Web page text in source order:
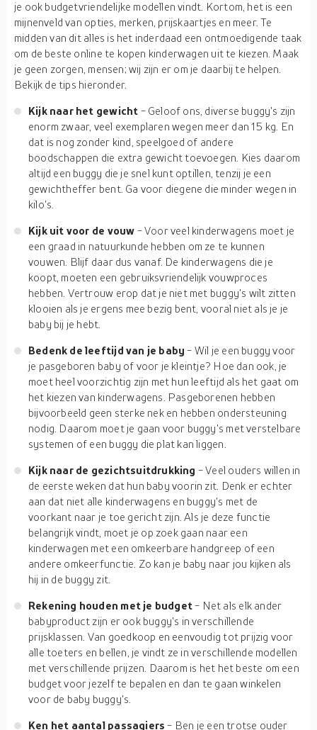
je ook budgetvriendelijke modellen vindt. Kortom, het is een
mijnenveld van opties, merken, prijskaartjes en meer. Te
midden van dit alles is het inderdaad een ontmoedigende taak
om de beste online te kopen kinderwagen uit te kiezen. Maak
je geen zorgen, mensen; wij zijn er om je daarbij te helpen.
Bekijk de tips hieronder.
Kijk naar het gewicht - Geloof ons, diverse buggy's zijn
enorm zwaar, veel exemplaren wegen meer dan 15 kg. En
dat is nog zonder kind, speelgoed of andere
boodschappen die extra gewicht toevoegen. Kies daarom
altijd een buggy die je snel kunt optillen, tenzij je een
gewichtheffer bent. Ga voor diegene die minder wegen in
kilo's.
Kijk uit voor de vouw - Voor veel kinderwagens moet je
een graad in natuurkunde hebben om ze te kunnen
vouwen. Blijf daar dus vanaf. De kinderwagens die je
koopt, moeten een gebruiksvriendelijk vouwproces
hebben. Vertrouw erop dat je niet met buggy's wilt zitten
klooien als je ergens mee bezig bent, vooral niet als je je
baby bij je hebt.
Bedenk de leeftijd van je baby- Wil je een buggy voor
je pasgeboren baby of voor je kleintje? Hoe dan ook, je
moet heel voorzichtig zijn met hun leeftijd als het gaat om
het kiezen van kinderwagens. Pasgeborenen hebben
bijvoorbeeld geen sterke nek en hebben ondersteuning
nodig. Daarom moet je gaan voor buggy's met verstelbare
systemen of een buggy die plat kan liggen.
Kijk naar de gezichtsuitdrukking - Veel ouders willen in
de eerste weken dat hun baby voorin zit. Denk er echter
aan dat niet alle kinderwagens en buggy's met de
voorkant naar je toe gericht zijn. Als je deze functie
belangrijk vindt, moet je op zoek gaan naar een
kinderwagen met een omkeerbare handgreep of een
andere omkeerfunctie. Zo kan je baby naar jou kijken als
hij in de buggy zit.
Rekening houden met je budget- Net als elk ander
babyproduct zijn er ook buggy's in verschillende
prijsklassen. Van goedkoop en eenvoudig tot prijzig voor
alle toeters en bellen, je vindt ze in verschillende modellen
met verschillende prijzen. Daarom is het het beste om een
budget voor jezelf te bepalen en dan te gaan winkelen
voor de baby buggy's.
Ken het aantal passagiers- Ben je een trotse ouder